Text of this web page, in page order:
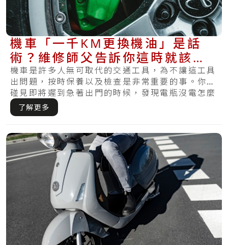
機車「一千KM更換機油」是話
術？維修師父告訴你這時就該更
換了？
機車是許多人無可取代的交通工具，為不讓這工具
出問題，按時保養以及檢查是非常重要的事。你有
碰見即將遲到急著出門的時候，發現電瓶沒電怎麼
樣皆.....
了解更多